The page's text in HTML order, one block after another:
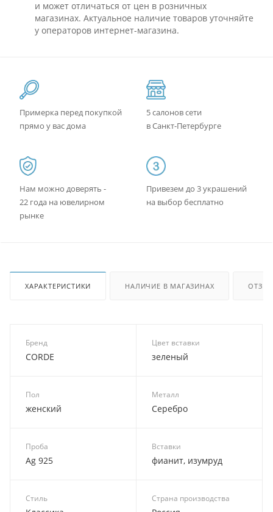
и может отличаться от цен в розничных
магазинах. Актуальное наличие товаров уточняйте
у операторов интернет-магазина.
Примерка перед покупкой
прямо у вас дома
5 салонов сети
в Санкт-Петербурге
Нам можно доверять -
22 года на ювелирном
рынке
Привезем до 3 украшений
на выбор бесплатно
ХАРАКТЕРИСТИКИ НАЛИЧИЕ В МАГАЗИНАХ
Бренд
CORDE
Цвет вставки
зеленый
Пол
женский
Металл
Серебро
Проба
Ag 925
Вставки
фианит, изумруд
Стиль Страна производства